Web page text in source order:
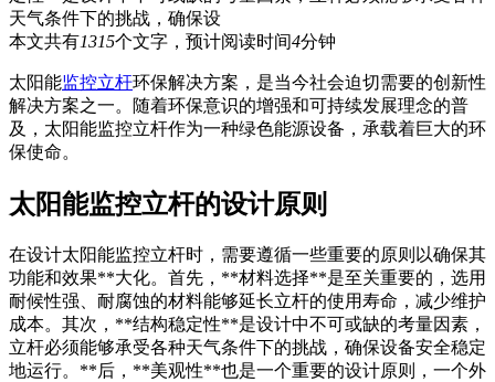
天气条件下的挑战，确保设
本文共有1315个文字，预计阅读时间4分钟
太阳能监控立杆环保解决方案，是当今社会迫切需要的创新性
解决方案之一。随着环保意识的增强和可持续发展理念的普
及，太阳能监控立杆作为一种绿色能源设备，承载着巨大的环
保使命。
太阳能监控立杆的设计原则
在设计太阳能监控立杆时，需要遵循一些重要的原则以确保其
功能和效果**大化。首先，**材料选择**是至关重要的，选用
耐候性强、耐腐蚀的材料能够延长立杆的使用寿命，减少维护
成本。其次，**结构稳定性**是设计中不可或缺的考量因素，
立杆必须能够承受各种天气条件下的挑战，确保设备安全稳定
地运行。**后，**美观性**也是一个重要的设计原则，一个外